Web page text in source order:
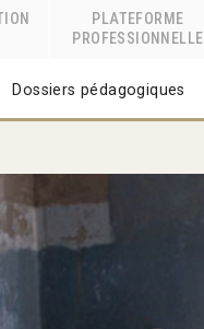
PLATEFORME
PROFESSIONNELLE
Dossiers pédagogiques